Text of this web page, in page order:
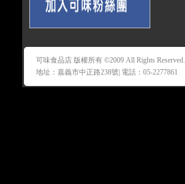
可味食品店 版權所有 ©2009 All Rights Reserved.
地址：嘉義市中正路238號| 電話：05-2277861